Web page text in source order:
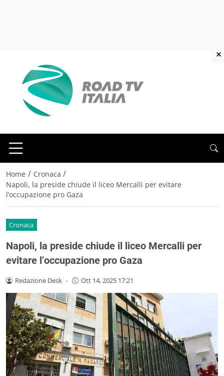
Home / Cronaca /
Napoli, la preside chiude il liceo Mercalli per evitare
l’occupazione pro Gaza
Cronaca
Napoli, la preside chiude il liceo Mercalli per
evitare l’occupazione pro Gaza
Redazione Desk - Ott 14, 2025 17:21
×